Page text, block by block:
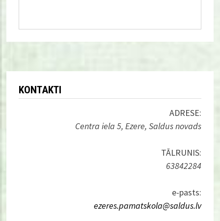
KONTAKTI
ADRESE:
Centra iela 5, Ezere, Saldus novads
TĀLRUNIS:
63842284
e-pasts:
ezeres.pamatskola@saldus.lv